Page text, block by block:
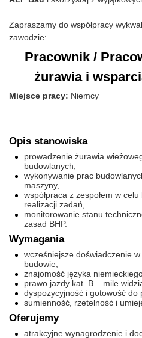
Zapraszamy do współpracy
zawodzie:
Pracownik /
żurawia i
Miejsce pracy: Niemcy
Opis stanowiska
prowadzenie żurawia
budowlanych,
wykonywanie prac
maszyny,
współpraca z zespołem w
realizacji zadań,
monitorowanie stanu
zasad BHP.
Wymagania
wcześniejsze doświadczenie
budowie,
znajomość języka
prawo jazdy kat. B – mile
dyspozycyjność i gotowość do
sumienność, rzetelność i
Oferujemy
atrakcyjne wynagrodzenie i